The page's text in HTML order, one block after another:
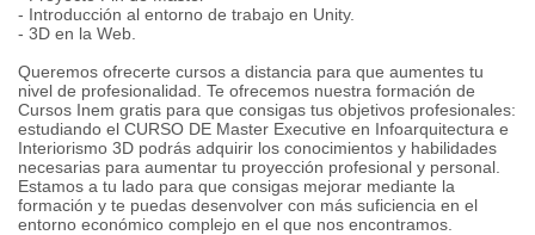
- Introducción al entorno de trabajo en Unity.
- 3D en la Web.
Queremos ofrecerte cursos a distancia para que aumentes tu
nivel de profesionalidad. Te ofrecemos nuestra formación de
Cursos Inem gratis para que consigas tus objetivos profesionales:
estudiando el CURSO DE Master Executive en Infoarquitectura e
Interiorismo 3D podrás adquirir los conocimientos y habilidades
necesarias para aumentar tu proyección profesional y personal.
Estamos a tu lado para que consigas mejorar mediante la
formación y te puedas desenvolver con más suficiencia en el
entorno económico complejo en el que nos encontramos.